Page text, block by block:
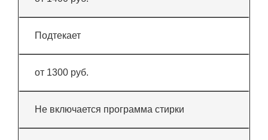
Подтекает
от 1300 руб.
Не включается программа стирки